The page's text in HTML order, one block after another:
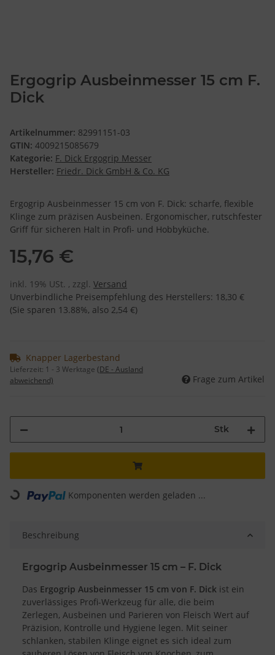
Ergogrip Ausbeinmesser 15 cm F.
Dick
Artikelnummer: 82991151-03
GTIN: 4009215085679
Kategorie: F. Dick Ergogrip Messer
Hersteller: Friedr. Dick GmbH & Co. KG
Ergogrip Ausbeinmesser 15 cm von F. Dick: scharfe, flexible
Klinge zum präzisen Ausbeinen. Ergonomischer, rutschfester
Griff für sicheren Halt in Profi- und Hobbyküche.
15,76 €
inkl. 19% USt. , zzgl. Versand
Unverbindliche Preisempfehlung des Herstellers: 18,30 €
(Sie sparen 13.88%, also 2,54 €)
Knapper Lagerbestand
Lieferzeit: 1 - 3 Werktage (DE - Ausland
abweichend)
Frage zum Artikel
Stk
Loading... Komponenten werden geladen ...
Beschreibung
Ergogrip Ausbeinmesser 15 cm – F. Dick
Das Ergogrip Ausbeinmesser 15 cm von F. Dick ist ein
zuverlässiges Profi-Werkzeug für alle, die beim
Zerlegen, Ausbeinen und Parieren von Fleisch Wert auf
Präzision, Kontrolle und Hygiene legen. Mit seiner
schlanken, stabilen Klinge eignet es sich ideal zum